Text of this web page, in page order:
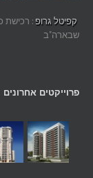
קפיטל גרופ : רכישת
שבארה"ב
פרוייקטים אחרונים